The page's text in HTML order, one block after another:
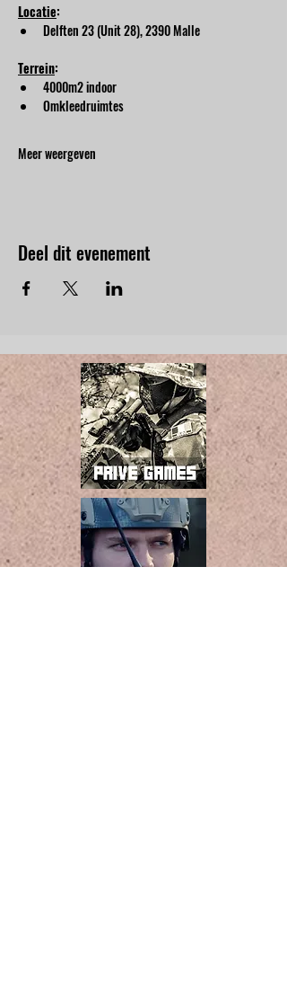
Locatie:
Delften 23 (Unit 28), 2390 Malle
Terrein:
4000m2 indoor
Omkleedruimtes
Meer weergeven
Deel dit evenement